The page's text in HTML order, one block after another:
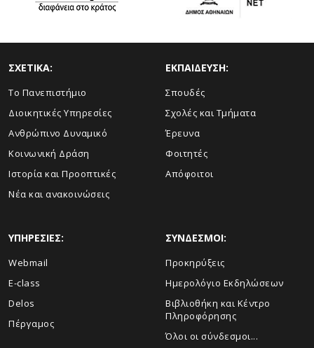
ΣΧΕΤΙΚΑ:
Το Πανεπιστήμιο
Διοικητικές Υπηρεσίες
Ανθρώπινο Δυναμικό
Κοινωνική Δράση
Ιστορία και Προοπτικές
Νέα και ανακοινώσεις
ΕΚΠΑΙΔΕΥΣΗ:
Σπουδές
Σχολές και Τμήματα
Έρευνα
Φοιτητές
Απόφοιτοι
ΥΠΗΡΕΣΙΕΣ:
Webmail
E-class
Delos
Πέργαμος
ΣΥΝΔΕΣΜΟΙ:
Προκηρύξεις
Ημερολόγιο Εκδηλώσεων
Βιβλιοθήκη και Κέντρο
Πληροφόρησης
Όλοι οι σύνδεσμοι...